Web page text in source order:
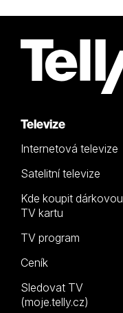
Televize
Internetová televize
Satelitní televize
Kde koupit dárkovou
TV kartu
TV program
Ceník
Sledovat TV
(moje.telly.cz)